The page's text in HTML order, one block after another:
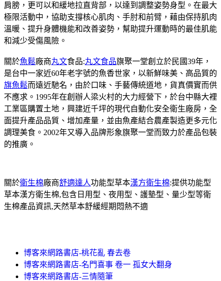
肩膀，更可以和緩地拉直背部，以達到調整姿勢身型。在最大
極限活動中，協助支撐核心肌肉、手肘和前臂，藉由保持肌肉
溫暖、提升身體機能和改善姿勢，幫助提升運動時的最佳肌能
和減少受傷風險。
關於魚鬆廠商丸文食品:丸文食品旗聚一堂創立於民國39年，
是台中一家近60年老字號的魚香世家，以新鮮味美、高品質的
旗魚鬆而遠近馳名，由於口味、手藝傳統道地，貨真價實而供
不應求。1995年在創辦人梁火村的大力經營下，於台中縣大裡
工業區購置土地，興建近千坪的現代自動化安全衛生廠房，全
面提升產品品質、增加產量，並由魚產結合農產製造更多元化
調理美食。2002年又導入品牌形象旗聚一堂而致力於產品包裝
的推廣。
關於衛生棉廠商舒適達人功能型草本漢方衛生棉:提供功能型
草本漢方衛生棉,包含日用型、夜用型、護墊型、量少型等衛
生棉產品資訊,天然草本舒緩經期悶熱不適
博客來網路書店-桃花亂 春去卷
博客來網路書店-名門喜事 卷一 孤女大翻身
博客來網路書店-三情隨筆